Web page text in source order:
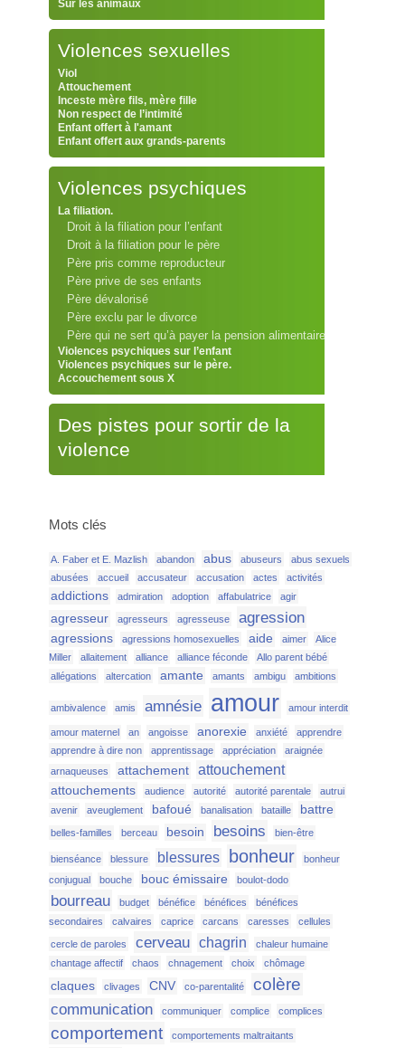
Sur les animaux
Violences sexuelles
Viol
Attouchement
Inceste mère fils, mère fille
Non respect de l’intimité
Enfant offert à l'amant
Enfant offert aux grands-parents
Violences psychiques
La filiation.
Droit à la filiation pour l’enfant
Droit à la filiation pour le père
Père pris comme reproducteur
Père prive de ses enfants
Père dévalorisé
Père exclu par le divorce
Père qui ne sert qu’à payer la pension alimentaire
Violences psychiques sur l’enfant
Violences psychiques sur le père.
Accouchement sous X
Des pistes pour sortir de la
violence
Mots clés
A. Faber et E. Mazlish abandon abus abuseurs
abus sexuels
abusées
accueil accusateur accusation actes activités
addictions admiration adoption affabulatrice agir
agresseur agresseurs agresseuse agression
agressions agressions homosexuelles aide aimer
Alice
Miller
allaitement alliance alliance féconde
Allo parent bébé
allégations
altercation amante amants ambigu ambitions
ambivalence amis amnésie amour amour interdit
amour maternel an angoisse anorexie anxiété
apprendre
apprendre à dire non
apprentissage appréciation
araignée
arnaqueuses
attachement attouchement
attouchements audience autorité autorité parentale
autrui
avenir
aveuglement bafoué banalisation bataille battre
belles-familles berceau besoin besoins bien-être
bienséance blessure blessures bonheur
bonheur
conjugual
bouche bouc émissaire boulot-dodo
bourreau budget bénéfice bénéfices
bénéfices
secondaires
calvaires caprice carcans caresses cellules
cercle de paroles cerveau chagrin
chaleur humaine
chantage affectif
chaos chnagement choix chômage
claques clivages CNV co-parentalité colère
communication communiquer complice complices
comportement comportements maltraitants